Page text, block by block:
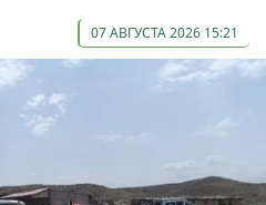
07 АВГУСТА 2026 15:21